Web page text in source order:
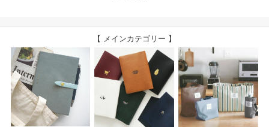
【 メインカテゴリー 】